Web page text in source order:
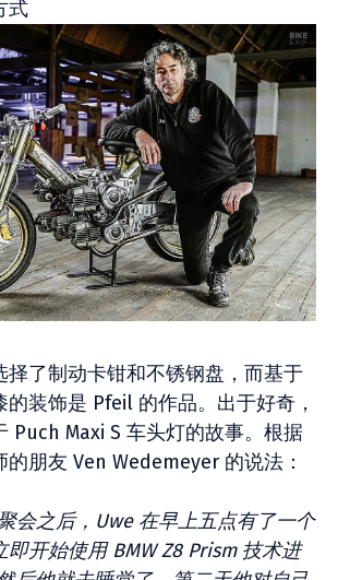
择了制动卡钳和不锈钢盘，而基于
装饰是 Pfeil 的作品。出于好奇，
Puch Maxi S 车头灯的故事。根据
朋友 Ven Wedemeyer 的说法：
会之后，Uwe 在早上五点有了一个
开始使用 BMW Z8 Prism 技术进